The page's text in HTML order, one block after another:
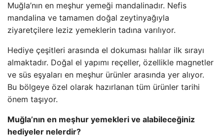
Muğla’nın en meşhur yemeği mandalinadır. Nefis
mandalina ve tamamen doğal zeytinyağıyla
ziyaretçilere leziz yemeklerin tadına varılıyor.
Hediye çeşitleri arasında el dokuması halılar ilk sırayı
almaktadır. Doğal el yapımı reçeller, özellikle magnetler
ve süs eşyaları en meşhur ürünler arasında yer alıyor.
Bu bölgeye özel olarak hazırlanan tüm ürünler tarihi
önem taşıyor.
Muğla’nın en meşhur yemekleri ve alabileceğiniz
hediyeler nelerdir?